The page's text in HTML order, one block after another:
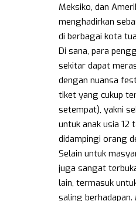
Meksiko, dan
menghadirkan
di berbagai kota
Di sana, para
sekitar dapat
dengan nuansa
tiket yang cukup
setempat), yakni
untuk anak usia 12
didampingi orang
Selain untuk
juga sangat
lain, termasuk
saling